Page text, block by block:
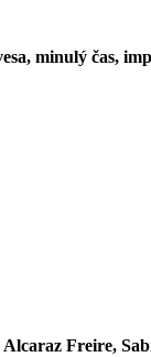
minulý čas,
Freire,